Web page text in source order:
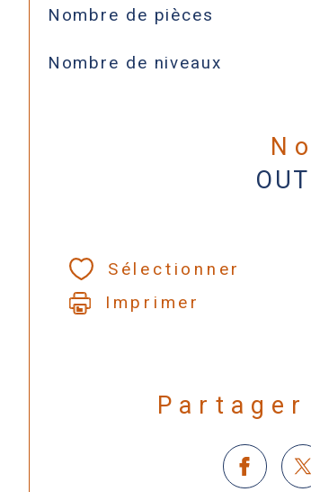
Nombre de pièces
Nombre de niveaux
Sélectionner
Imprimer